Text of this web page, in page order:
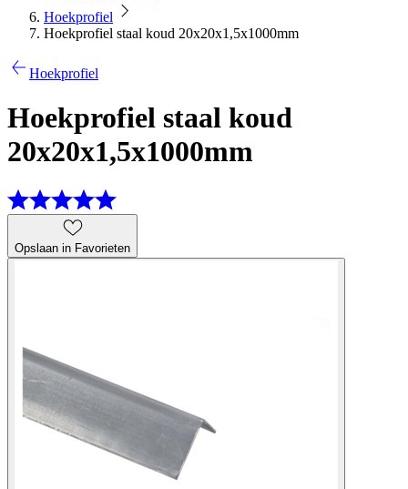
Hoekprofiel
Hoekprofiel staal koud 20x20x1,5x1000mm
Hoekprofiel
Hoekprofiel staal koud
20x20x1,5x1000mm
Opslaan in Favorieten